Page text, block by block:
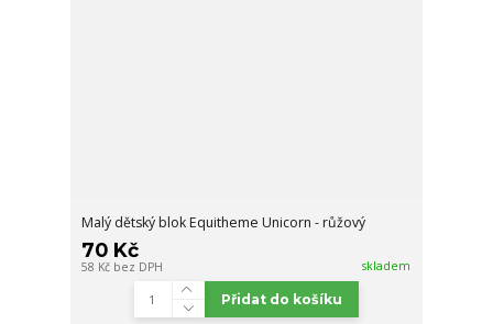
Malý dětský blok Equitheme Unicorn - růžový
70 Kč
58 Kč bez DPH skladem
Přidat do košíku